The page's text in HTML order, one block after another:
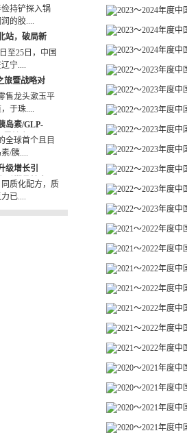
2023～2024年度
2023～2024年度
2023～2024年度
2022～2023年度中
2022～2023年度
2022～2023年度
2022～2023年度
2022～2023年度
2022～2023年度
2022～2023年度
2022～2023年度
2021～2022年度中
2021～2022年度
2021～2022年度
2021～2022年度
2021～2022年度
2021～2022年度
2021～2022年度中
2020～2021年度中
2020～2021年度
2020～2021年度
2020～2021年度
持铲探入锅
的胶....
站，破局新
至25日，中国
宁....
旅暨战略对
售龙头漱玉平
于珠....
岛素/GLP-
里健康
全球首个且目
/胰....
级增长引
重塑骨健康
质化配方，质
已....